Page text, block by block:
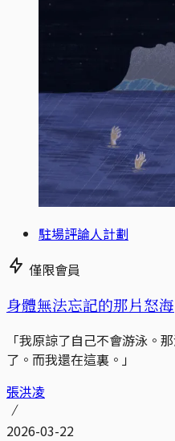
駐場評論人計劃
僅限會員
身體無法忘記的那片怒海
「我原諒了自己不會游泳。
了。而我還在這裏。」
張洪凌
2026-03-22